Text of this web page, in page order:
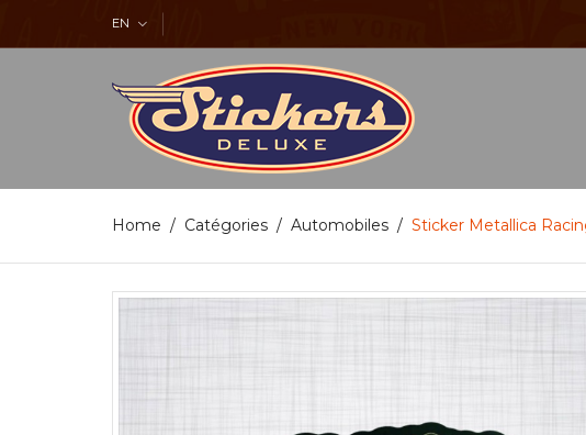
EN
Home Catégories Automobiles Sticker Metallica